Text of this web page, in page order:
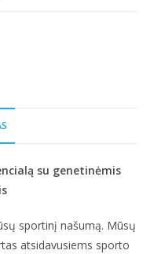
su genetinėmis
sportinį našumą. Mūsų
atsidavusiems sporto